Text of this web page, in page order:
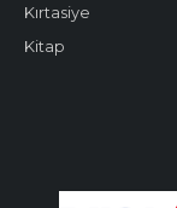
Kırtasiye
Kitap